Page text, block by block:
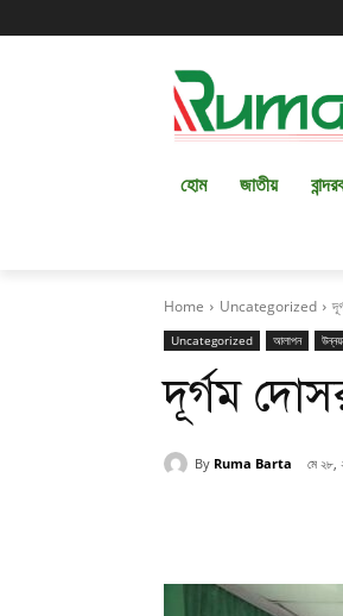
হোম জাতীয়
Home Uncategorized
Uncategorized আলাপন
দূর্গম
By Ruma Barta মে ২৮,